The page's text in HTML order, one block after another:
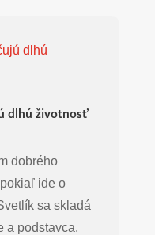
dlhú životnosť
dobrého
ide o
sa skladá
a podstavca.